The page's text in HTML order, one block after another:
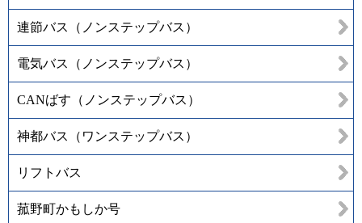
連節バス（ノンステップバス）
電気バス（ノンステップバス）
CANばす（ノンステップバス）
神都バス（ワンステップバス）
リフトバス
菰野町かもしか号